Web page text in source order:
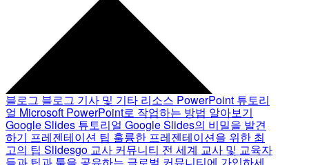
블로그 블로그 기사 및 기타 리소스 PowerPoint 튜토리
얼 Microsoft PowerPoint로 작업하는 방법 알아보기
Google Slides 튜토리얼 Google Slides의 비밀을 발견
하기 프레젠테이션 팁 훌륭한 프레젠테이션을 위한 최
고의 팁 Slidesgo 교사 커뮤니티 전 세계 교사 및 교육자